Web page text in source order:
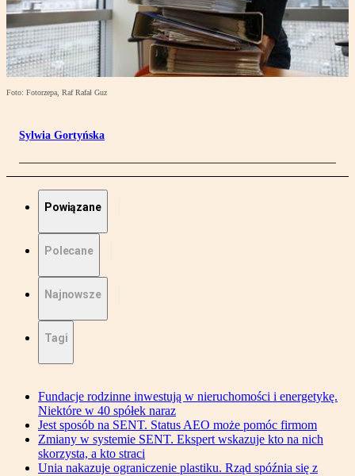
Foto: Fotorzepa, Raf Rafał Guz
Sylwia Gortyńska
Powiązane
Polecane
Najnowsze
Tagi
Fundacje rodzinne inwestują w nieruchomości i energetykę.
Niektóre w 40 spółek naraz
Jest sposób na SENT. Status AEO może pomóc firmom
Zmiany w systemie SENT. Ekspert wskazuje kto na nich
skorzysta, a kto straci
Unia nakazuje ograniczenie plastiku. Rząd spóźnia się z